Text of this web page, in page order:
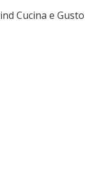
Cucina e Gusto